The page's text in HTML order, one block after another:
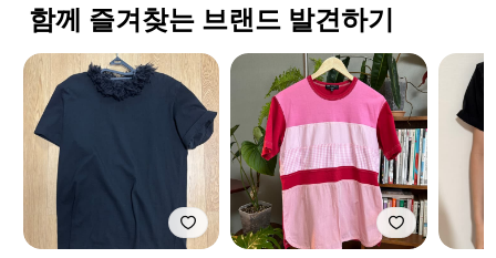
함께 즐겨찾는 브랜드 발견하기